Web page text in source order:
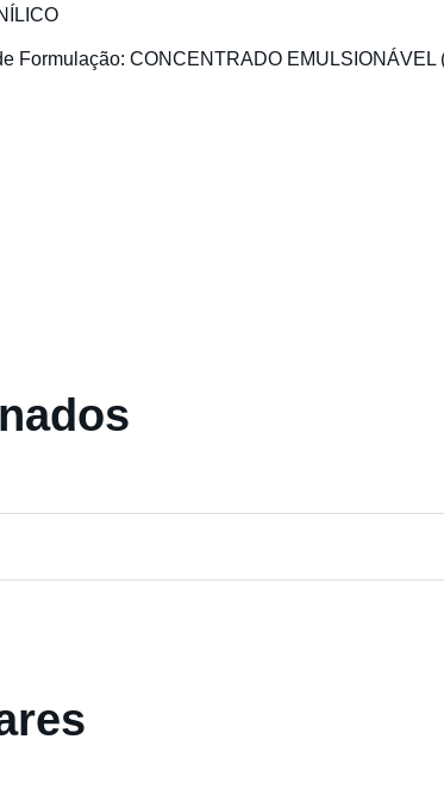
Formulação: CONCENTRADO EMULSIONÁVEL